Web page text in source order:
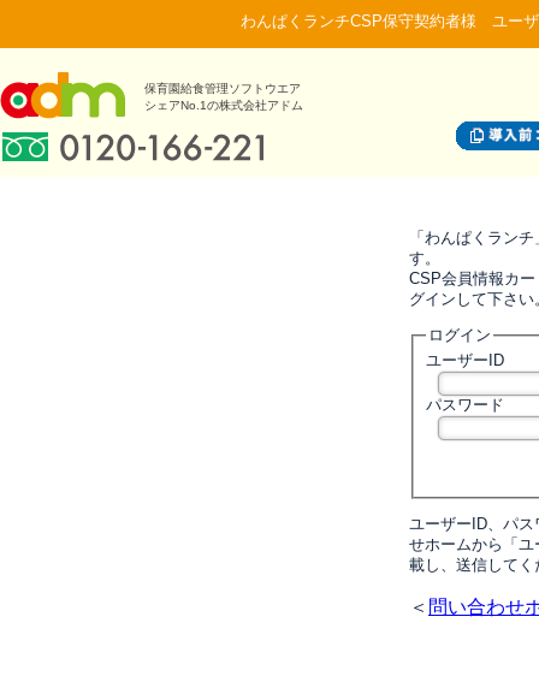
わんぱくランチCSP保守契約者様 ユー
保育園給食管理ソフトウエア
シェアNo.1の株式会社アドム
「わんぱくラン
す。
CSP会員情報カ
グインして下さい
ログイン
ユーザーID
パスワード
ユーザーID、パ
せホームから「
載し、送信してく
＜ 問い合わせ